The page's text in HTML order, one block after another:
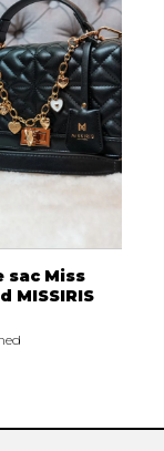
sac Miss
MISSIRIS